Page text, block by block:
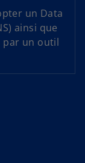
un Data
ainsi que
par un outil